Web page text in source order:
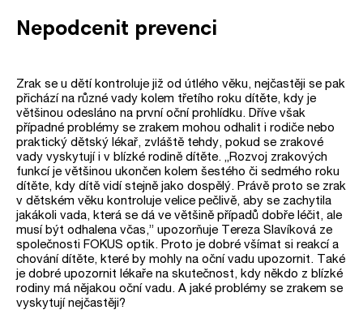
Nepodcenit prevenci
Zrak se u dětí kontroluje již od útlého věku, nejčastěji se pak
přichází na různé vady kolem třetího roku dítěte, kdy je
většinou odesláno na první oční prohlídku. Dříve však
případné problémy se zrakem mohou odhalit i rodiče nebo
praktický dětský lékař, zvláště tehdy, pokud se zrakové
vady vyskytují i v blízké rodině dítěte. „Rozvoj zrakových
funkcí je většinou ukončen kolem šestého či sedmého roku
dítěte, kdy dítě vidí stejně jako dospělý. Právě proto se zrak
v dětském věku kontroluje velice pečlivě, aby se zachytila
jakákoli vada, která se dá ve většině případů dobře léčit, ale
musí být odhalena včas,” upozorňuje Tereza Slavíková ze
společnosti FOKUS optik. Proto je dobré všímat si reakcí a
chování dítěte, které by mohly na oční vadu upozornit. Také
je dobré upozornit lékaře na skutečnost, kdy někdo z blízké
rodiny má nějakou oční vadu. A jaké problémy se zrakem se
vyskytují nejčastěji?